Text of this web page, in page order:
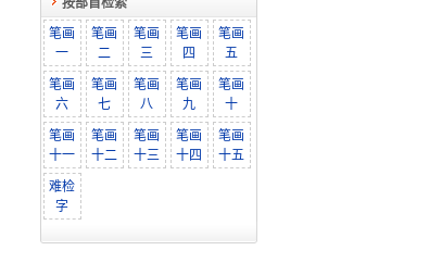
按部首检索
笔画
一
笔画
二
笔画
三
笔画
四
笔画
五
笔画
六
笔画
七
笔画
八
笔画
九
笔画
十
笔画
十一
笔画
十二
笔画
十三
笔画
十四
笔画
十五
难检
字